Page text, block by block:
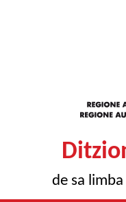
de sa